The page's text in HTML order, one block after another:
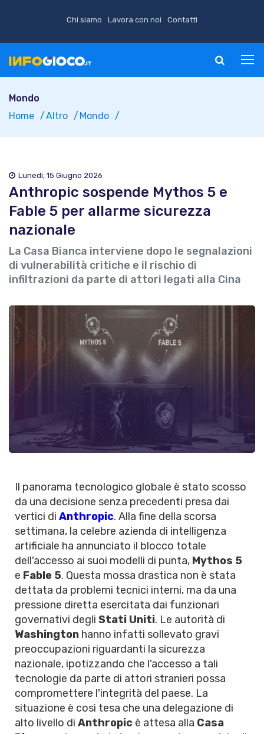
Chi siamo Lavora con noi Contatti
Mondo
Home
Altro Mondo
Lunedì, 15 Giugno 2026
Anthropic sospende Mythos 5 e
Fable 5 per allarme sicurezza
nazionale
La Casa Bianca interviene dopo le segnalazioni
di vulnerabilità critiche e il rischio di
infiltrazioni da parte di attori legati alla Cina
Il panorama tecnologico globale è stato scosso
da una decisione senza precedenti presa dai
vertici di Anthropic. Alla fine della scorsa
settimana, la celebre azienda di intelligenza
artificiale ha annunciato il blocco totale
dell'accesso ai suoi modelli di punta, Mythos 5
e Fable 5. Questa mossa drastica non è stata
dettata da problemi tecnici interni, ma da una
pressione diretta esercitata dai funzionari
governativi degli Stati Uniti. Le autorità di
Washington hanno infatti sollevato gravi
preoccupazioni riguardanti la sicurezza
nazionale, ipotizzando che l'accesso a tali
tecnologie da parte di attori stranieri possa
compromettere l'integrità del paese. La
situazione è così tesa che una delegazione di
alto livello di Anthropic è attesa alla Casa